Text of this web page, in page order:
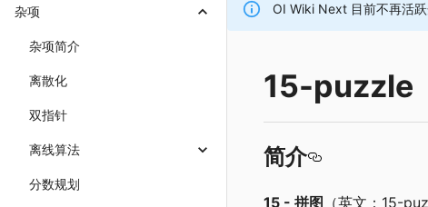
杂项
杂项简介
离散化
双指针
离线算法
分数规划
OI Wiki Next 目前不再活跃
15-puzzle
简介
15 - 拼图 （英文：15-